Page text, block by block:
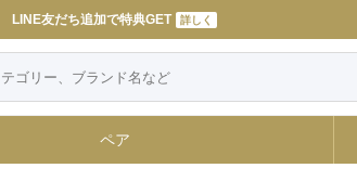
LINE友だち追加で特典GET 詳しく
熊本地震によるお荷物のお届けについて
ペア